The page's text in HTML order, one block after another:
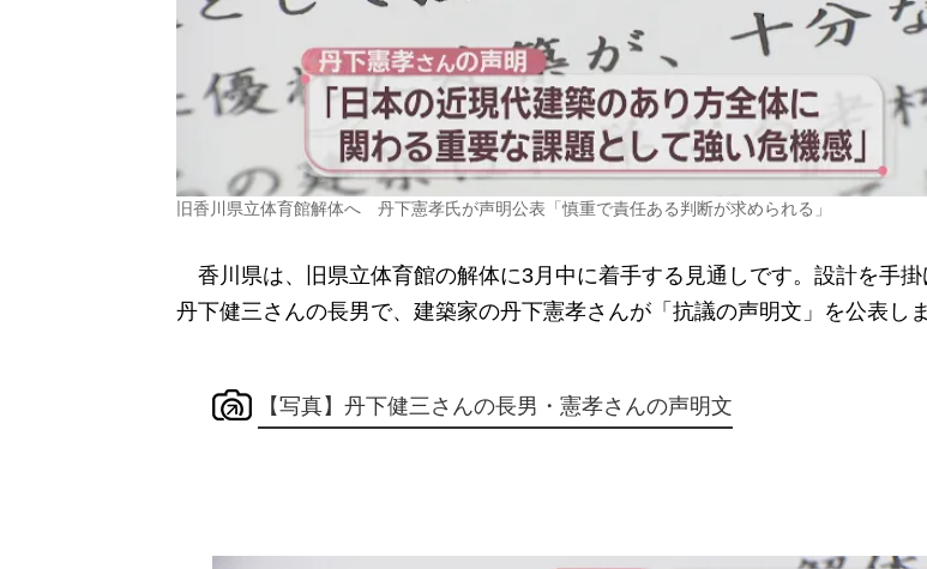
旧香川県立体育館解体へ 丹下憲孝氏が声明公表「慎重で責任ある判断が求められる」
香川県は、旧県立体育館の解体に3月中に着手する見通しです。設計を手掛
丹下健三さんの長男で、建築家の丹下憲孝さんが「抗議の声明文」を公表しま
【写真】丹下健三さんの長男・憲孝さんの声明文